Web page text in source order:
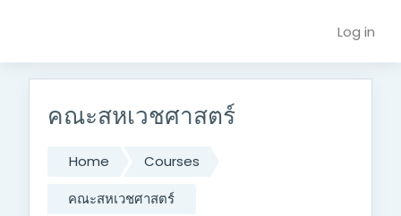
Log in
คณะสหเวชศาสตร์
Home
Courses
คณะสหเวชศาสตร์